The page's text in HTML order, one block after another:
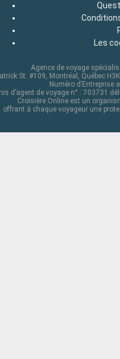
Les
Agence de voyage
St. #109, Montréal, Québec
Numéro d’Entreprise
d’agent de voyage n° : 703731
Croisière Online est un
offrant à chaque voyageur une